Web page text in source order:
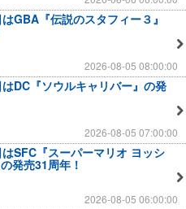
はGBA『伝説のスタフィー３』
2026-08-05 08:00:00
はDC『ソウルキャリバー』の発
2026-08-05 07:00:00
はSFC『スーパーマリオ ヨッシ
発売31周年！
2026-08-05 06:00:00